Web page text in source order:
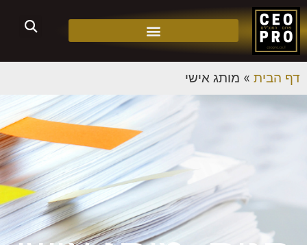
דף הבית » מותג אישי